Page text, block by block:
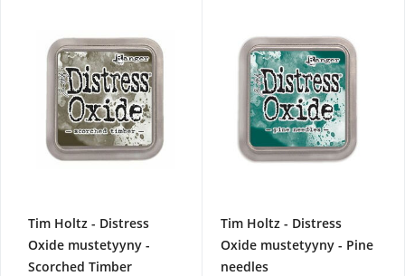
Tim Holtz - Distress
Oxide mustetyyny -
Scorched Timber
Tim Holtz - Distress
Oxide mustetyyny - Pine
needles